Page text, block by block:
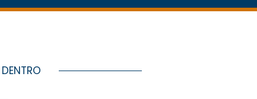
DENTRO